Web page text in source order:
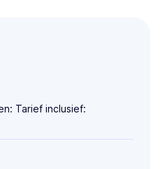
Tarief inclusief: